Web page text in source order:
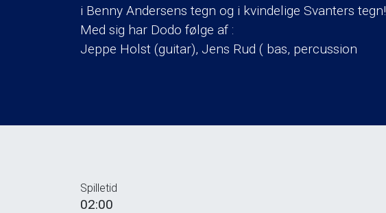
i Benny Andersens tegn og i kvindelige Svanters tegn!
Med sig har Dodo følge af :
Jeppe Holst (guitar), Jens Rud ( bas, percussion
Spilletid
02:00